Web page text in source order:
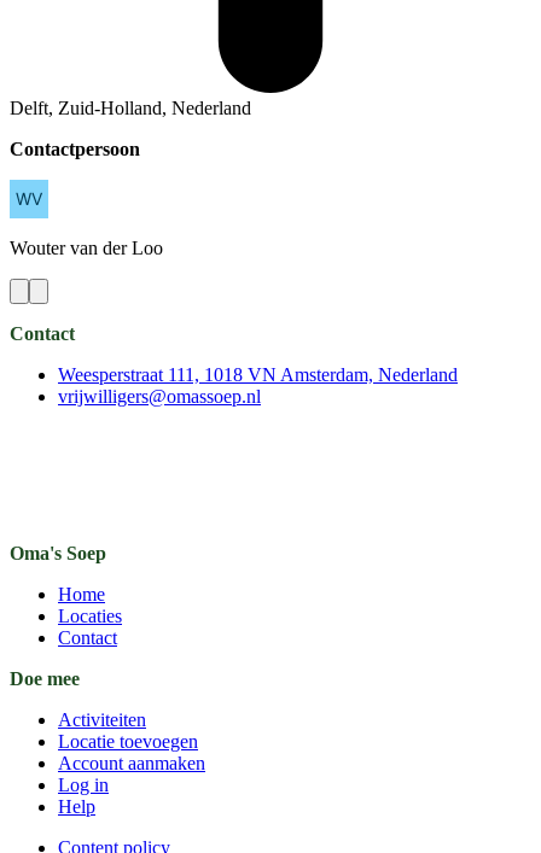
Delft, Zuid-Holland, Nederland
Contactpersoon
Wouter van der Loo
Contact
Weesperstraat 111, 1018 VN Amsterdam, Nederland
vrijwilligers@omassoep.nl
Oma's Soep
Home
Locaties
Contact
Doe mee
Activiteiten
Locatie toevoegen
Account aanmaken
Log in
Help
Content policy